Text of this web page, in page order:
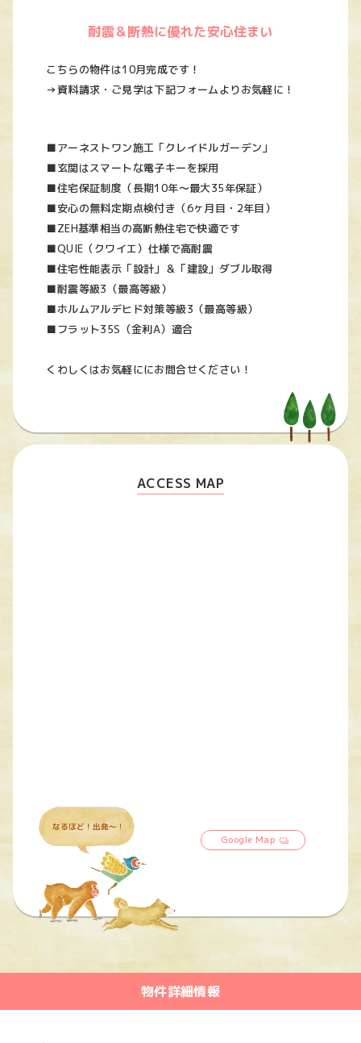
耐震＆断熱に優れた安心住まい
こちらの物件は10月完成です！
→資料請求・ご見学は下記フォームよりお気軽に！
■アーネストワン施工「クレイドルガーデン」
■玄関はスマートな電子キーを採用
■住宅保証制度（長期10年～最大35年保証）
■安心の無料定期点検付き（6ヶ月目・2年目）
■ZEH基準相当の高断熱住宅で快適です
■QUIE（クワイエ）仕様で高耐震
■住宅性能表示「設計」＆「建設」ダブル取得
■耐震等級3（最高等級）
■ホルムアルデヒド対策等級3（最高等級）
■フラット35S（金利A）適合
くわしくはお気軽ににお問合せください！
ACCESS MAP
Google Map
物件詳細情報